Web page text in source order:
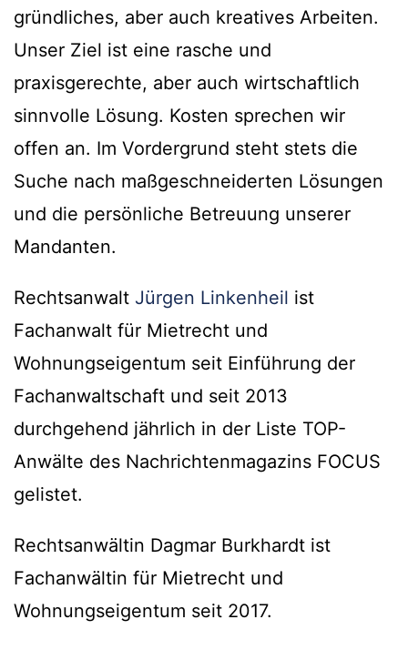
gründliches, aber auch kreatives Arbeiten.
Unser Ziel ist eine rasche und
praxisgerechte, aber auch wirtschaftlich
sinnvolle Lösung. Kosten sprechen wir
offen an. Im Vordergrund steht stets die
Suche nach maßgeschneiderten Lösungen
und die persönliche Betreuung unserer
Mandanten.
Rechtsanwalt Jürgen Linkenheil ist
Fachanwalt für Mietrecht und
Wohnungseigentum seit Einführung der
Fachanwaltschaft und seit 2013
durchgehend jährlich in der Liste TOP-
Anwälte des Nachrichtenmagazins FOCUS
gelistet.
Rechtsanwältin Dagmar Burkhardt ist
Fachanwältin für Mietrecht und
Wohnungseigentum seit 2017.